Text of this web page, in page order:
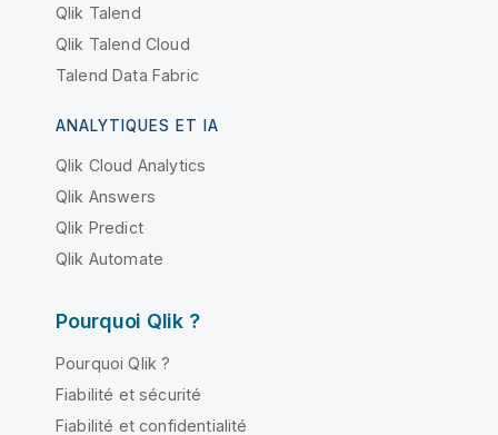
Qlik Talend
Qlik Talend Cloud
Talend Data Fabric
ANALYTIQUES ET IA
Qlik Cloud Analytics
Qlik Answers
Qlik Predict
Qlik Automate
Pourquoi Qlik ?
Pourquoi Qlik ?
Fiabilité et sécurité
Fiabilité et confidentialité